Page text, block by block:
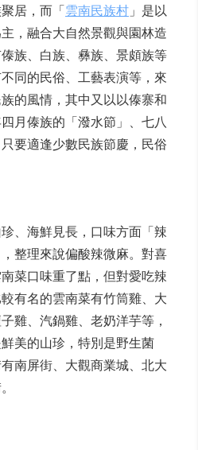
居，而「 雲南民族村」是以
，融合大自然景觀與園林造
族、白族、彝族、景頗族等
同的民俗、工藝表演等，來
月傣族的「潑水節」、七八
要適逢少數民族節慶，民俗
、海鮮見長，口味方面「辣
整理來說偏酸辣微麻。對喜
菜口味重了點，但對愛吃辣
有名的雲南菜有竹筒雞、大
美的山珍，特別是野生菌